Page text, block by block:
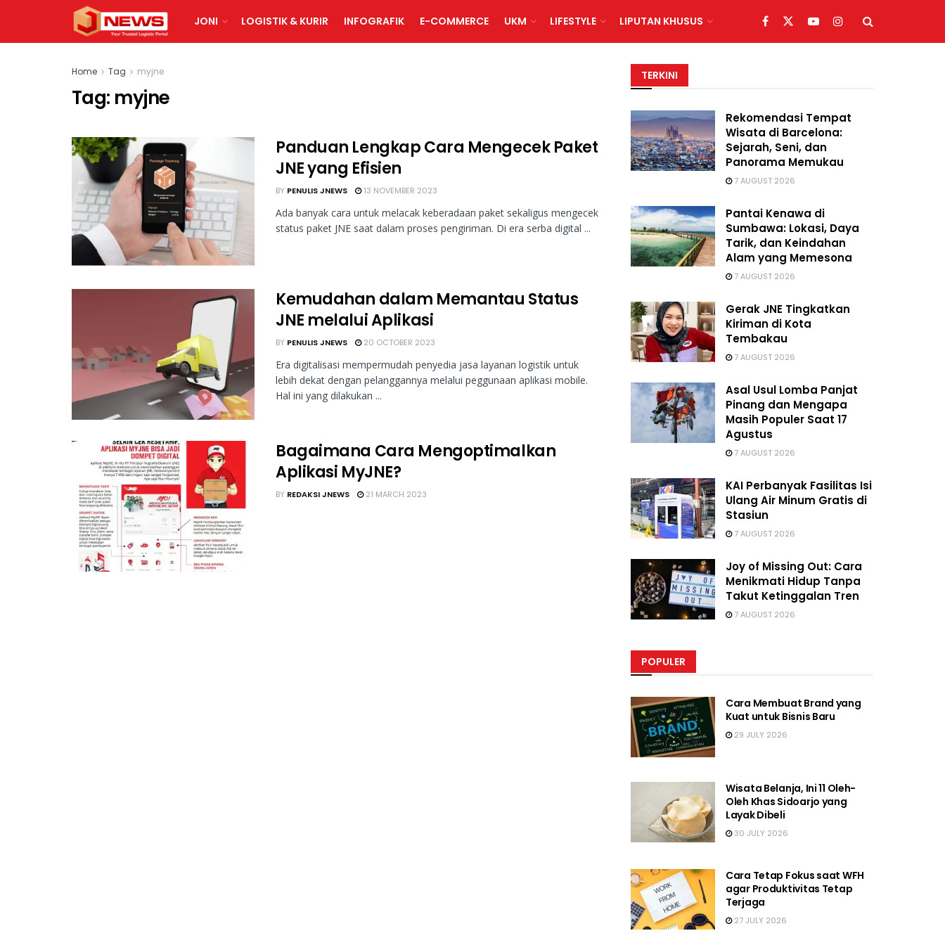
JONI LOGISTIK & KURIR INFOGRAFIK E-COMMERCE UKM LIFESTYLE LIPUTAN KHUSUS
Home Tag myjne
Tag: myjne
Panduan Lengkap Cara Mengecek Paket
JNE yang Efisien
BY PENULIS JNEWS 13 NOVEMBER 2023
Ada banyak cara untuk melacak keberadaan paket sekaligus mengecek
status paket JNE saat dalam proses pengiriman. Di era serba digital ...
Kemudahan dalam Memantau Status
JNE melalui Aplikasi
BY PENULIS JNEWS 20 OCTOBER 2023
Era digitalisasi mempermudah penyedia jasa layanan logistik untuk
lebih dekat dengan pelanggannya melalui peggunaan aplikasi mobile.
Hal ini yang dilakukan ...
Bagaimana Cara Mengoptimalkan
Aplikasi MyJNE?
BY REDAKSI JNEWS 21 MARCH 2023
TERKINI
Rekomendasi Tempat
Wisata di Barcelona:
Sejarah, Seni, dan
Panorama Memukau
7 AUGUST 2026
Pantai Kenawa di
Sumbawa: Lokasi, Daya
Tarik, dan Keindahan
Alam yang Memesona
7 AUGUST 2026
Gerak JNE Tingkatkan
Kiriman di Kota
Tembakau
7 AUGUST 2026
Asal Usul Lomba Panjat
Pinang dan Mengapa
Masih Populer Saat 17
Agustus
7 AUGUST 2026
KAI Perbanyak Fasilitas Isi
Ulang Air Minum Gratis di
Stasiun
7 AUGUST 2026
Joy of Missing Out: Cara
Menikmati Hidup Tanpa
Takut Ketinggalan Tren
7 AUGUST 2026
POPULER
Cara Membuat Brand yang
Kuat untuk Bisnis Baru
29 JULY 2026
Wisata Belanja, Ini 11 Oleh-
Oleh Khas Sidoarjo yang
Layak Dibeli
30 JULY 2026
Cara Tetap Fokus saat WFH
agar Produktivitas Tetap
Terjaga
27 JULY 2026